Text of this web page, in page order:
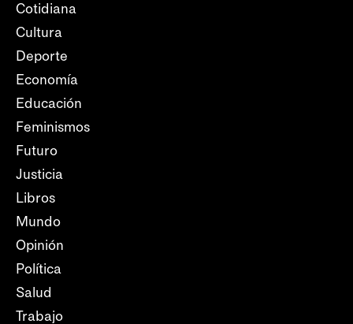
Cotidiana
Cultura
Deporte
Economía
Educación
Feminismos
Futuro
Justicia
Libros
Mundo
Opinión
Política
Salud
Trabajo